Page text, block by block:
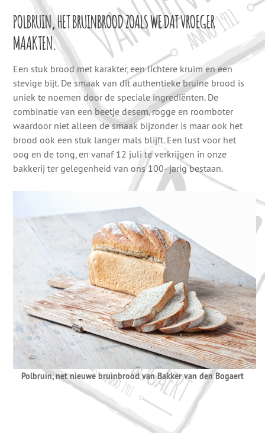
POLBRUIN, HET BRUINBROOD ZOALS WE DAT VROEGER
MAAKTEN.
Een stuk brood met karakter, een lichtere kruim en een
stevige bijt. De smaak van dit authentieke bruine brood is
uniek te noemen door de speciale ingrediënten. De
combinatie van een beetje desem, rogge en roomboter
waardoor niet alleen de smaak bijzonder is maar ook het
brood ook een stuk langer mals blijft. Een lust voor het
oog en de tong, en vanaf 12 juli te verkrijgen in onze
bakkerij ter gelegenheid van ons 100- jarig bestaan.
Polbruin, net nieuwe bruinbrood van Bakker van den Bogaert